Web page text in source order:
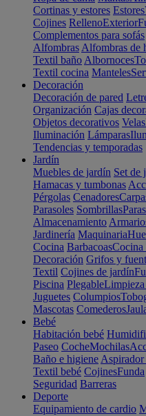
Cortinas y estores Estores
Cojines RellenoExterior
Complementos para sofás
Alfombras Alfombras de
Textil baño Albornoces
Textil cocina Manteles
Decoración
Decoración de pared
Organización Cajas
Objetos decorativos Velas
Iluminación Lámparas
Tendencias y temporadas
Jardín
Muebles de jardín Set de
Hamacas y tumbonas
Pérgolas Cenadores
Parasoles Sombrillas
Almacenamiento
Jardinería Maquinaria
Cocina BarbacoasCocina
Decoración Grifos y
Textil Cojines de jardín
Piscina PlegableLimpieza
Juguetes Columpios
Mascotas Comederos
Bebé
Habitación bebé
Paseo CocheMochilas
Baño e higiene Aspirador
Textil bebé CojinesFunda
Seguridad Barreras
Deporte
Equipamiento de cardio